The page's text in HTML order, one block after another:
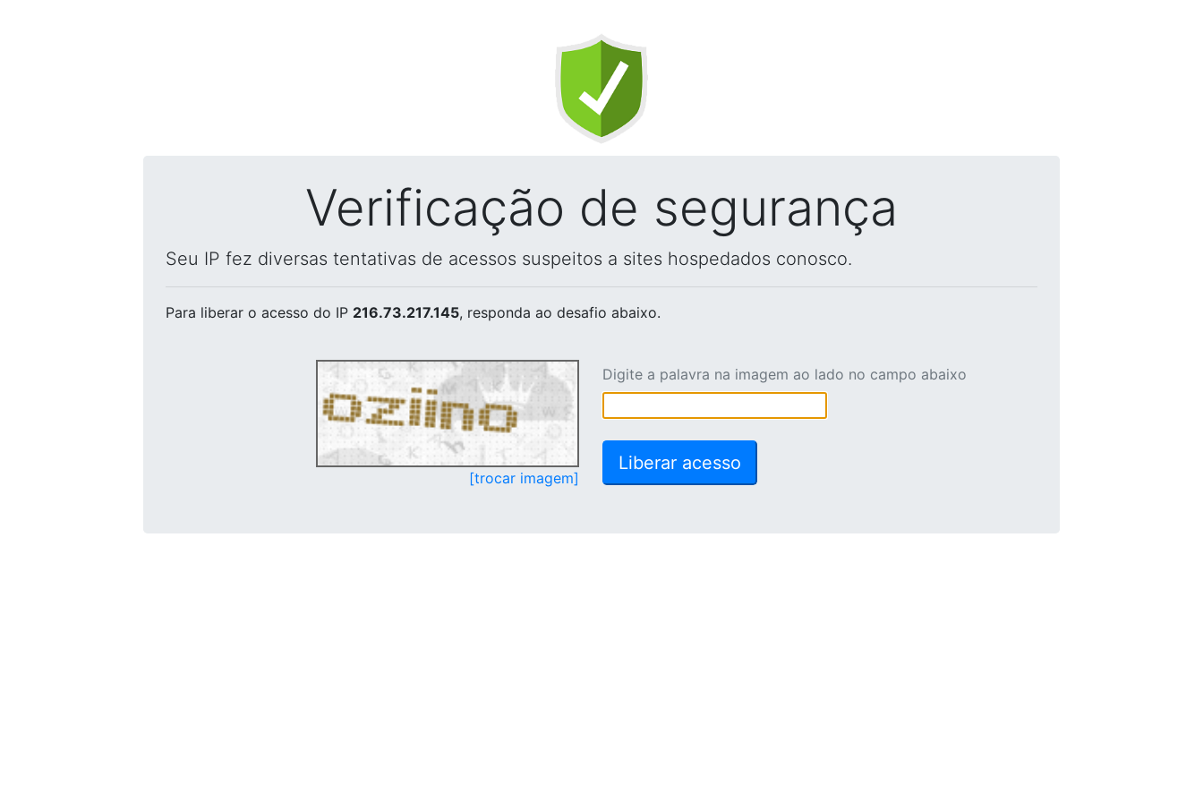
Verificação de segurança
Seu IP fez diversas tentativas de acessos suspeitos a sites hospedados conosco.
Para liberar o acesso do IP 216.73.217.145, responda ao desafio abaixo.
[trocar imagem]
Digite a palavra na imagem ao lado no campo abaixo